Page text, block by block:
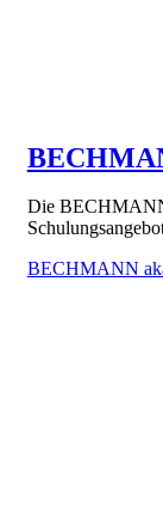
Die
BECHMANN